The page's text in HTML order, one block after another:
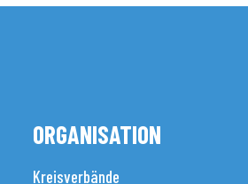
ORGANISATION
Kreisverbände